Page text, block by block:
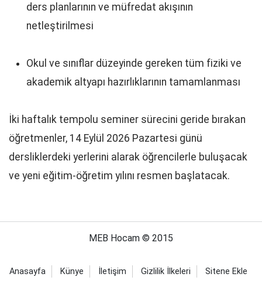
ders planlarının ve müfredat akışının
netleştirilmesi
Okul ve sınıflar düzeyinde gereken tüm fiziki ve
akademik altyapı hazırlıklarının tamamlanması
İki haftalık tempolu seminer sürecini geride bırakan
öğretmenler, 14 Eylül 2026 Pazartesi günü
dersliklerdeki yerlerini alarak öğrencilerle buluşacak
ve yeni eğitim-öğretim yılını resmen başlatacak.
MEB Hocam © 2015
Anasayfa Künye İletişim Gizlilik İlkeleri Sitene Ekle